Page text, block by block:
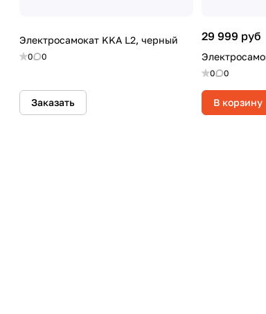
Электросамокат KKA L2, черный
0 0
Заказать
29 999 руб
0 0
В корзину